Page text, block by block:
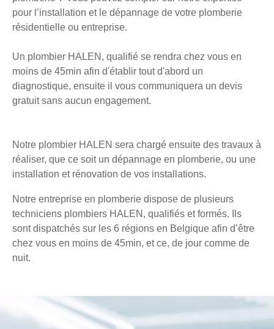
pour l’installation et le dépannage de votre plomberie
résidentielle ou entreprise.
Un plombier HALEN, qualifié se rendra chez vous en
moins de 45min afin d'établir tout d'abord un
diagnostique, ensuite il vous communiquera un devis
gratuit sans aucun engagement.
Notre plombier HALEN sera chargé ensuite des travaux à
réaliser, que ce soit un dépannage en plomberie, ou une
installation et rénovation de vos installations.
Notre entreprise en plomberie dispose de plusieurs
techniciens plombiers HALEN, qualifiés et formés. Ils
sont dispatchés sur les 6 régions en Belgique afin d’être
chez vous en moins de 45min, et ce, de jour comme de
nuit.